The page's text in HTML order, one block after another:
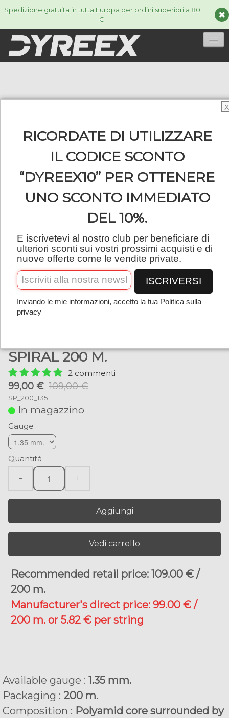
Spedizione gratuita in tutta Europa per ordini superiori a 80
€.
CORDE▼
0
Italiano
SPIRAL 200 M.
2 commenti
99,00 € 109,00 €
SP_200_135
In magazzino
Gauge
Quantità
− +
Aggiungi
Vedi carrello
Recommended retail price: 109.00 € /
200 m.
Manufacturer's direct price: 99.00 € /
200 m. or 5.82 € per string
Available gauge : 1.35 mm.
Packaging : 200 m.
Composition : Polyamid core surrounded by
X
RICORDATE DI UTILIZZARE
IL CODICE SCONTO
“DYREEX10” PER OTTENERE
UNO SCONTO IMMEDIATO
DEL 10%.
E iscrivetevi al nostro club per beneficiare di
ulteriori sconti sui vostri prossimi acquisti e di
nuove offerte come le vendite private.
ISCRIVERSI
Inviando le mie informazioni, accetto la tua Politica sulla
privacy